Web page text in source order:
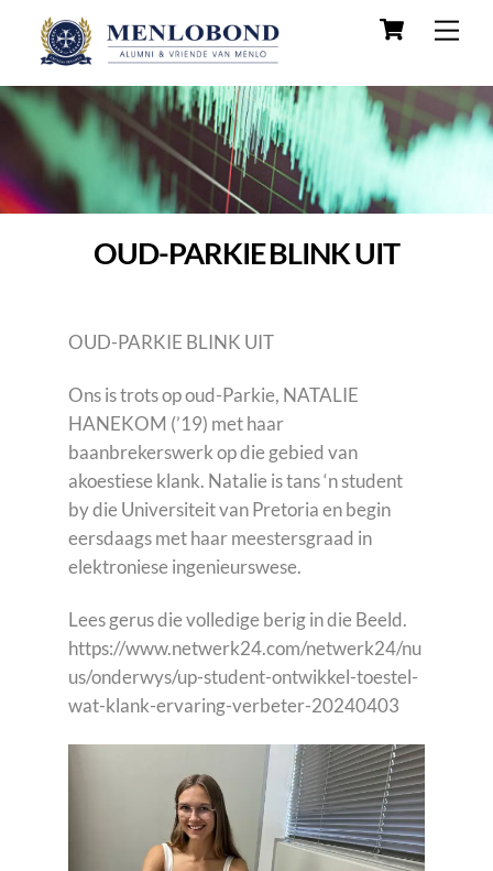
content
Cart
OUD-PARKIE BLINK UIT
OUD-PARKIE BLINK UIT
Ons is trots op oud-Parkie, NATALIE
HANEKOM (’19) met haar
baanbrekerswerk op die gebied van
akoestiese klank. Natalie is tans ‘n student
by die Universiteit van Pretoria en begin
eersdaags met haar meestersgraad in
elektroniese ingenieurswese.
Lees gerus die volledige berig in die Beeld.
https://www.netwerk24.com/netwerk24/nu
us/onderwys/up-student-ontwikkel-toestel-
wat-klank-ervaring-verbeter-20240403